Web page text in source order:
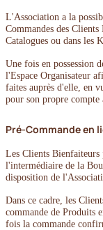
L'Association a la
Commandes des
Catalogues ou dans les
Une fois en possession
l'Espace Organisateur
faites auprès d'elle, en
pour son propre
Pré-Commande en
Les Clients Bienfaiteurs
l'intermédiaire de la
disposition de
Dans ce cadre, les
commande de Produits
fois la commande